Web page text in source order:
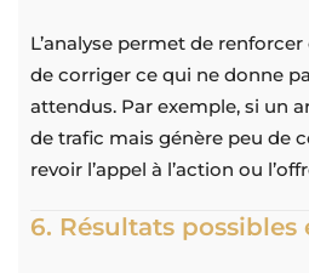
L’analyse permet de
de corriger ce qui ne donne
attendus. Par exemple, si un
de trafic mais génère peu de
revoir l’appel à l’action ou
6. Résultats possibles